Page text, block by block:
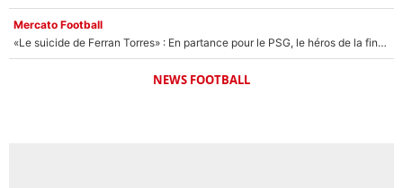
Mercato Football
«Le suicide de Ferran Torres» : En partance pour le PSG, le héros de la finale de la Coupe du monde s'attire les foudres de la presse espagnole !
NEWS FOOTBALL